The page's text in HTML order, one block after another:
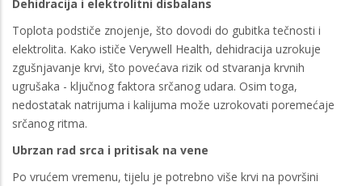
Dehidracija i elektrolitni disbalans
Toplota podstiče znojenje, što dovodi do gubitka tečnosti i
elektrolita. Kako ističe Verywell Health, dehidracija uzrokuje
zgušnjavanje krvi, što povećava rizik od stvaranja krvnih
ugrušaka - ključnog faktora srčanog udara. Osim toga,
nedostatak natrijuma i kalijuma može uzrokovati poremećaje
srčanog ritma.
Ubrzan rad srca i pritisak na vene
Po vrućem vremenu, tijelu je potrebno više krvi na površini